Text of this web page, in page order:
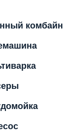
комбайн